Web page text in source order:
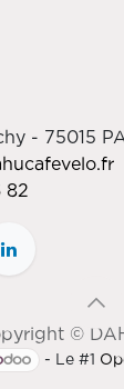
- 75015
82
©
- Le #1